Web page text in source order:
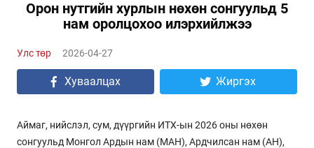
Орон нутгийн хурлын нөхөн сонгуульд 5
нам оролцохоо илэрхийлжээ
Улс төр 2026-04-27
Хуваалцах Жиргэх
Аймаг, нийслэл, сум, дүүргийн ИТХ-ын 2026 оны нөхөн
сонгуульд Монгол Ардын нам (МАН), Ардчилсан нам (АН),